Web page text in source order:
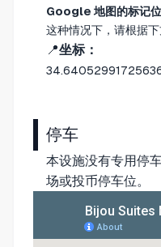
Google 地图的标记
这种情况下，请根据
📍坐标：
停车
本设施没有专用停
场或投币停车位。